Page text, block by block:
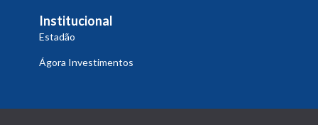
Institucional
Estadão
Ágora Investimentos